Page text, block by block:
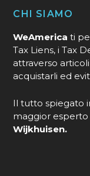
CHI SIAMO
WeAmerica ti
Tax Liens, i Tax
attraverso
acquistarli ed
Il tutto spiegato
maggior
Wijkhuisen.